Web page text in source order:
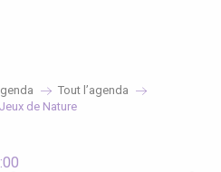
Tout l’agenda
de Nature